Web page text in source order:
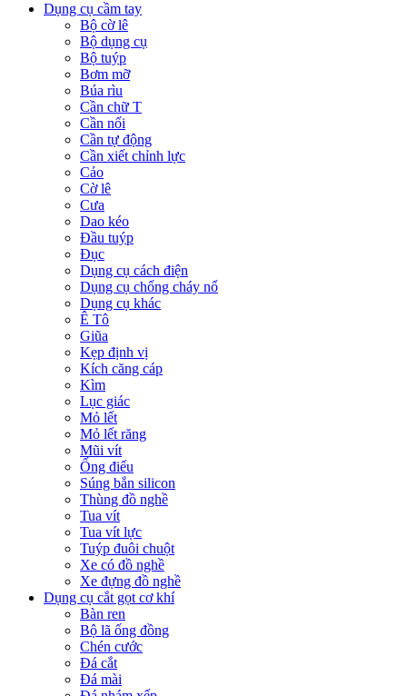
Dụng cụ cầm tay
Bộ cờ lê
Bộ dụng cụ
Bộ tuýp
Bơm mỡ
Búa rìu
Cần chữ T
Cần nối
Cần tự động
Cần xiết chỉnh lực
Cảo
Cờ lê
Cưa
Dao kéo
Đầu tuýp
Đục
Dụng cụ cách điện
Dụng cụ chống cháy nổ
Dụng cụ khác
Ê Tô
Giũa
Kẹp định vị
Kích căng cáp
Kìm
Lục giác
Mỏ lết
Mỏ lết răng
Mũi vít
Ống điếu
Súng bắn silicon
Thùng đồ nghề
Tua vít
Tua vít lực
Tuýp đuôi chuột
Xe có đồ nghề
Xe đựng đồ nghề
Dụng cụ cắt gọt cơ khí
Bàn ren
Bộ lã ống đồng
Chén cước
Đá cắt
Đá mài